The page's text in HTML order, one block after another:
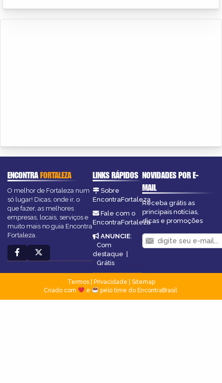
ENCONTRAFORTALEZA
O melhor de Fortaleza num
só lugar! Dicas, onde ir, o
que fazer, as melhores
empresas, locais, serviços e
muito mais no guia Encontra
Fortaleza.
LINKS RÁPIDOS
Sobre
EncontraFortaleza
Fale com o
EncontraFortaleza
ANUNCIE:
Com
destaque |
Grátis
NOVIDADES POR E-
MAIL
Receba grátis as
principais notícias,
dicas e promoções
Termos| Privacidade
Sitemap
Criado com
e pelo time do EncontraBrasil